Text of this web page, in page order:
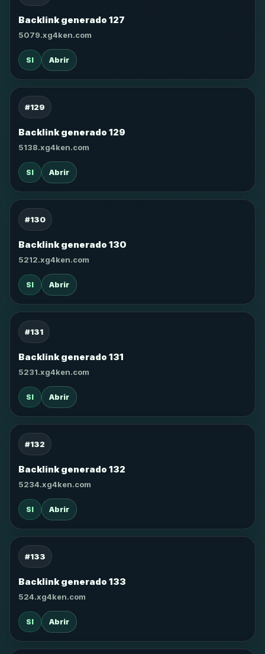
Backlink generado 127
5079.xg4ken.com
SI Abrir
#129
Backlink generado 129
5138.xg4ken.com
SI Abrir
#130
Backlink generado 130
5212.xg4ken.com
SI Abrir
#131
Backlink generado 131
5231.xg4ken.com
SI Abrir
#132
Backlink generado 132
5234.xg4ken.com
SI Abrir
#133
Backlink generado 133
524.xg4ken.com
SI Abrir